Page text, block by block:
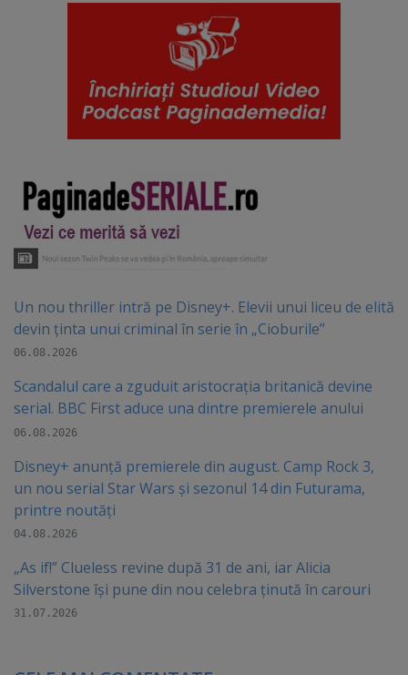
Un nou thriller intră pe Disney+. Elevii unui liceu de elită
devin ținta unui criminal în serie în „Cioburile”
06.08.2026
Scandalul care a zguduit aristocrația britanică devine
serial. BBC First aduce una dintre premierele anului
06.08.2026
Disney+ anunță premierele din august. Camp Rock 3,
un nou serial Star Wars și sezonul 14 din Futurama,
printre noutăți
04.08.2026
„As if!” Clueless revine după 31 de ani, iar Alicia
Silverstone își pune din nou celebra ținută în carouri
31.07.2026